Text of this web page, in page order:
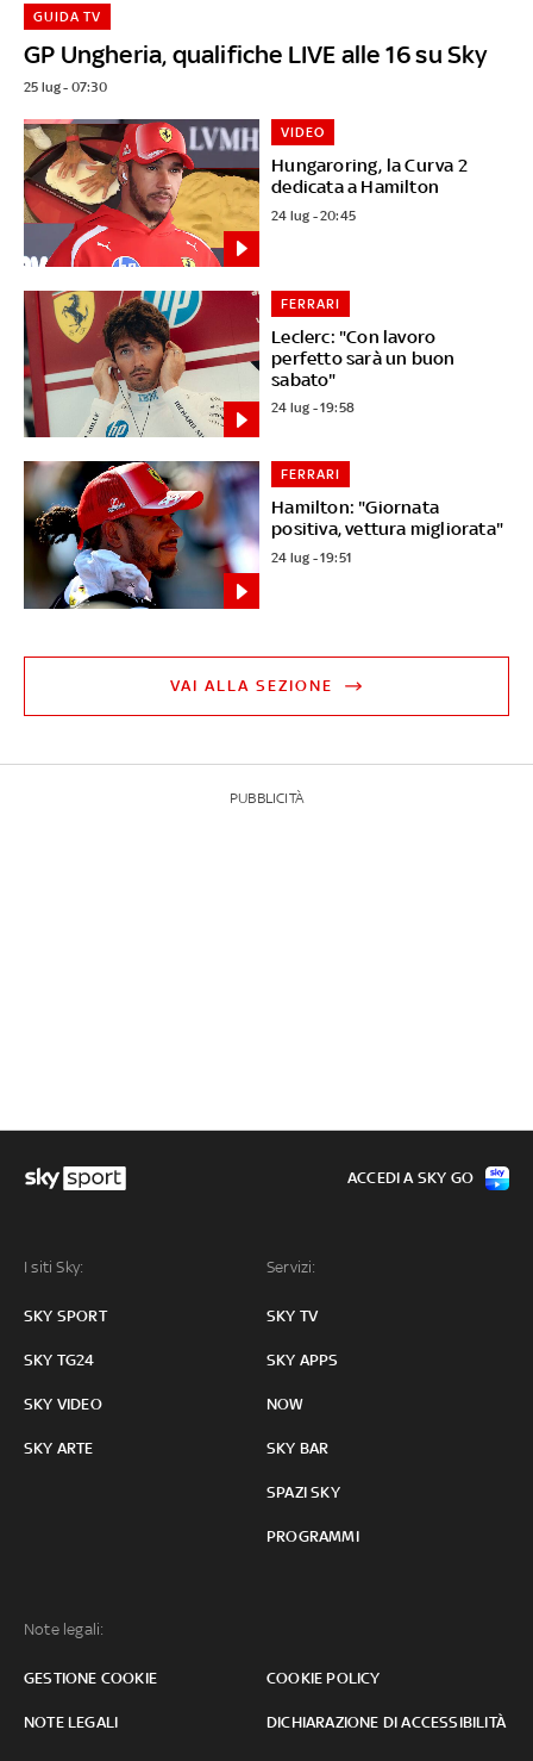
GP Ungheria, qualifiche LIVE alle 16 su Sky
GUIDA TV
25 lug - 07:30
Hungaroring, la Curva 2
dedicata a Hamilton
VIDEO
24 lug - 20:45
Leclerc: "Con lavoro
perfetto sarà un buon
sabato"
FERRARI
24 lug - 19:58
Hamilton: "Giornata
positiva, vettura migliorata"
FERRARI
24 lug - 19:51
VAI ALLA SEZIONE
PUBBLICITÀ
I siti Sky:
SKY SPORT
SKY TG24
SKY VIDEO
SKY ARTE
Servizi:
SKY TV
SKY APPS
NOW
SKY BAR
SPAZI SKY
PROGRAMMI
Note legali:
GESTIONE COOKIE COOKIE POLICY
NOTE LEGALI DICHIARAZIONE DI ACCESSIBILITÀ
ACCEDI A SKY GO